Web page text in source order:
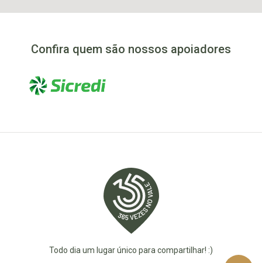
Confira quem são nossos apoiadores
Todo dia um lugar único para compartilhar! :)